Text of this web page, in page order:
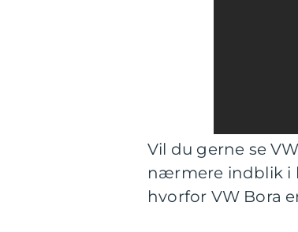
Vil du gerne se
nærmere indblik i
hvorfor VW Bora